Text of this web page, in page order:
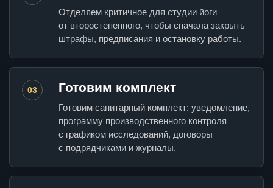
Отделяем критичное для студии йоги
от второстепенного, чтобы сначала закрыть
штрафы, предписания и остановку работы.
03 Готовим комплект
Готовим санитарный комплект: уведомление,
программу производственного контроля
с графиком исследований, договоры
с подрядчиками и журналы.